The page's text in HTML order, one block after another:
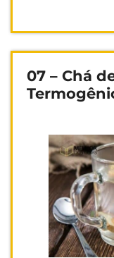
07 – Chá